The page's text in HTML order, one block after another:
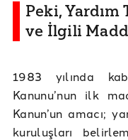
Peki,
ve İlgili
1983 yılında
Kanunu’nun ilk
Kanun’un amacı;
kuruluşları